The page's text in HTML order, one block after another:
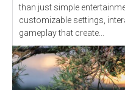
than just simple
customizable settings,
gameplay that create...